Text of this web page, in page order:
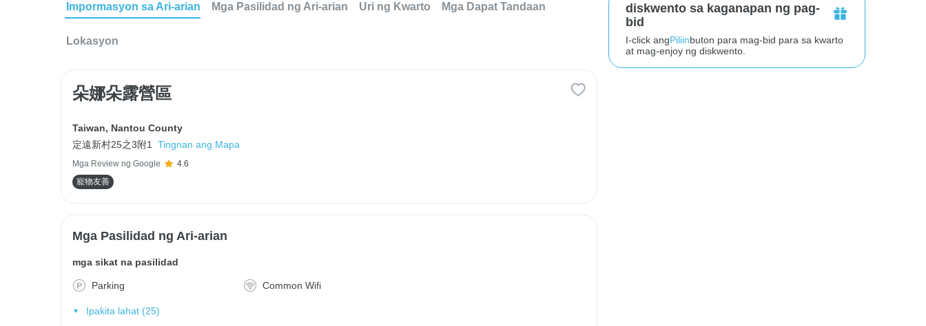
Impormasyon sa Ari-arian Mga Pasilidad ng Ari-arian Uri ng Kwarto Mga Dapat Tandaan
Lokasyon
朵娜朵露營區
Taiwan, Nantou County
定遠新村25之3附1
Tingnan ang Mapa
Mga Review ng Google
4.6
寵物友善
Mga Pasilidad ng Ari-arian
mga sikat na pasilidad
Parking Common Wifi
Ipakita lahat (25)
diskwento sa kaganapan ng pag-
bid
I-click angPiliinbuton para mag-bid para sa kwarto
at mag-enjoy ng diskwento.